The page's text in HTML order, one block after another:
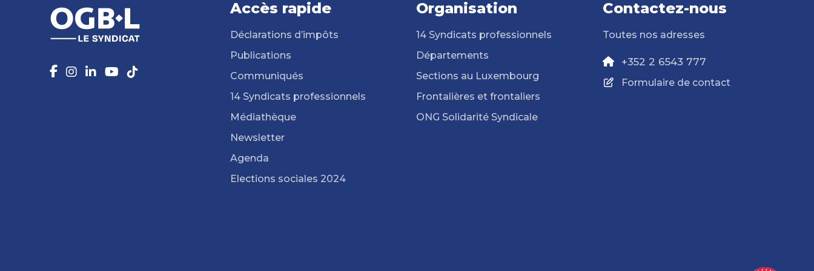
Accès rapide
Déclarations d’impôts
Publications
Communiqués
14 Syndicats professionnels
Médiathèque
Newsletter
Agenda
Elections sociales 2024
Organisation
14 Syndicats professionnels
Départements
Sections au Luxembourg
Frontalières et frontaliers
ONG Solidarité Syndicale
Contactez-nous
Toutes nos adresses
+352 2 6543 777
Formulaire de contact